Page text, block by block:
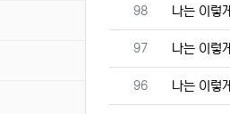
번호
98 나는 이렇
번호
97 나는 이렇
번호
96 나는 이렇